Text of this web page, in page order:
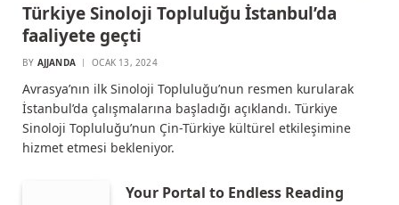
Türkiye Sinoloji Topluluğu İstanbul’da
faaliyete geçti
BY AJJANDA OCAK 13, 2024
Avrasya’nın ilk Sinoloji Topluluğu’nun resmen kurularak
İstanbul’da çalışmalarına başladığı açıklandı. Türkiye
Sinoloji Topluluğu’nun Çin-Türkiye kültürel etkileşimine
hizmet etmesi bekleniyor.
Your Portal to Endless Reading